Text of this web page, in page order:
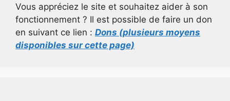
Vous appréciez le site et souhaitez aider à son
fonctionnement ? Il est possible de faire un don
en suivant ce lien : Dons (plusieurs moyens
disponibles sur cette page)